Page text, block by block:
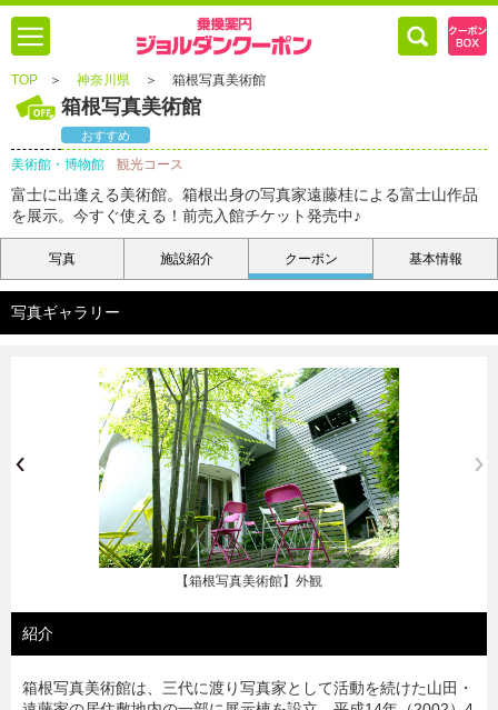
TOP ＞ 神奈川県 ＞ 箱根写真美術館
箱根写真美術館
おすすめ
美術館・博物館 観光コース
富士に出逢える美術館。箱根出身の写真家遠藤桂による富士山作品
を展示。今すぐ使える！前売入館チケット発売中♪
写真 施設紹介 クーポン 基本情報
写真ギャラリー
【箱根写真美術館】外観
紹介
箱根写真美術館は、三代に渡り写真家として活動を続けた山田・